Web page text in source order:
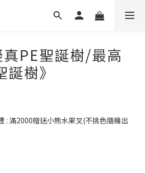
真PE聖誕樹/最高
樹》
: 滿2000贈送小熊水果叉(不挑色隨機出